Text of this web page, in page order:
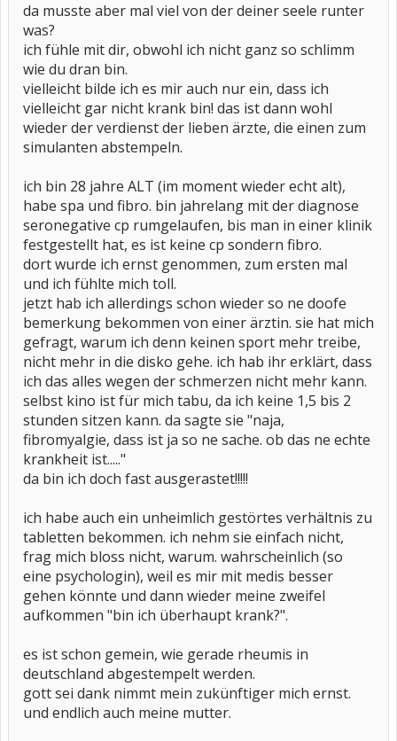
da musste aber mal viel von der deiner seele runter
was?
ich fühle mit dir, obwohl ich nicht ganz so schlimm
wie du dran bin.
vielleicht bilde ich es mir auch nur ein, dass ich
vielleicht gar nicht krank bin! das ist dann wohl
wieder der verdienst der lieben ärzte, die einen zum
simulanten abstempeln.
ich bin 28 jahre ALT (im moment wieder echt alt),
habe spa und fibro. bin jahrelang mit der diagnose
seronegative cp rumgelaufen, bis man in einer klinik
festgestellt hat, es ist keine cp sondern fibro.
dort wurde ich ernst genommen, zum ersten mal
und ich fühlte mich toll.
jetzt hab ich allerdings schon wieder so ne doofe
bemerkung bekommen von einer ärztin. sie hat mich
gefragt, warum ich denn keinen sport mehr treibe,
nicht mehr in die disko gehe. ich hab ihr erklärt, dass
ich das alles wegen der schmerzen nicht mehr kann.
selbst kino ist für mich tabu, da ich keine 1,5 bis 2
stunden sitzen kann. da sagte sie "naja,
fibromyalgie, dass ist ja so ne sache. ob das ne echte
krankheit ist....."
da bin ich doch fast ausgerastet!!!!!
ich habe auch ein unheimlich gestörtes verhältnis zu
tabletten bekommen. ich nehm sie einfach nicht,
frag mich bloss nicht, warum. wahrscheinlich (so
eine psychologin), weil es mir mit medis besser
gehen könnte und dann wieder meine zweifel
aufkommen "bin ich überhaupt krank?".
es ist schon gemein, wie gerade rheumis in
deutschland abgestempelt werden.
gott sei dank nimmt mein zukünftiger mich ernst.
und endlich auch meine mutter.